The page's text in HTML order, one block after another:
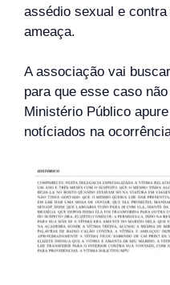
assédio sexual e
ameaça.
A associação vai
para que esse caso
Ministério Público
notíciados na